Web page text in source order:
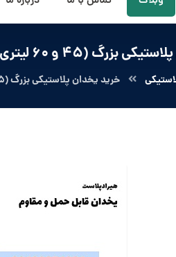
(45 و 60 لیتری) + عکس و مشخصات
خرید یخدان پلاستیکی بزرگ (45 و 60 لیتری) + عکس و مشخصات